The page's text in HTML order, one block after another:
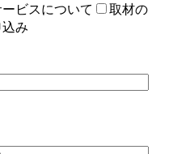
ビスについて
取材の
み